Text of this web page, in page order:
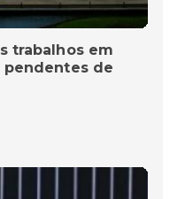
trabalhos em
pendentes de